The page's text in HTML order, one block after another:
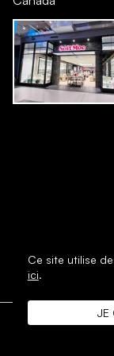
Ce site utilise
ici.
JE
DROIT D'AUTEUR